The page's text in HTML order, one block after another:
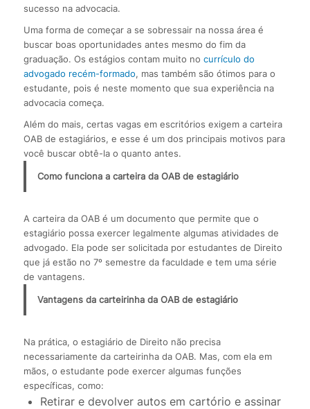
sucesso na advocacia.
Uma forma de começar a se sobressair na nossa área é
buscar boas oportunidades antes mesmo do fim da
graduação. Os estágios contam muito no currículo do
advogado recém-formado, mas também são ótimos para o
estudante, pois é neste momento que sua experiência na
advocacia começa.
Além do mais, certas vagas em escritórios exigem a carteira
OAB de estagiários, e esse é um dos principais motivos para
você buscar obtê-la o quanto antes.
Como funciona a carteira da OAB de estagiário
A carteira da OAB é um documento que permite que o
estagiário possa exercer legalmente algumas atividades de
advogado. Ela pode ser solicitada por estudantes de Direito
que já estão no 7º semestre da faculdade e tem uma série
de vantagens.
Vantagens da carteirinha da OAB de estagiário
Na prática, o estagiário de Direito não precisa
necessariamente da carteirinha da OAB. Mas, com ela em
mãos, o estudante pode exercer algumas funções
específicas, como:
Retirar e devolver autos em cartório e assinar